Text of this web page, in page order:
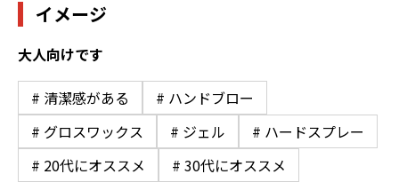
イメージ
大人向けです
# 清潔感がある
# ハンドブロー
# グロスワックス
# ジェル
# ハードスプレー
# 20代にオススメ
# 30代にオススメ